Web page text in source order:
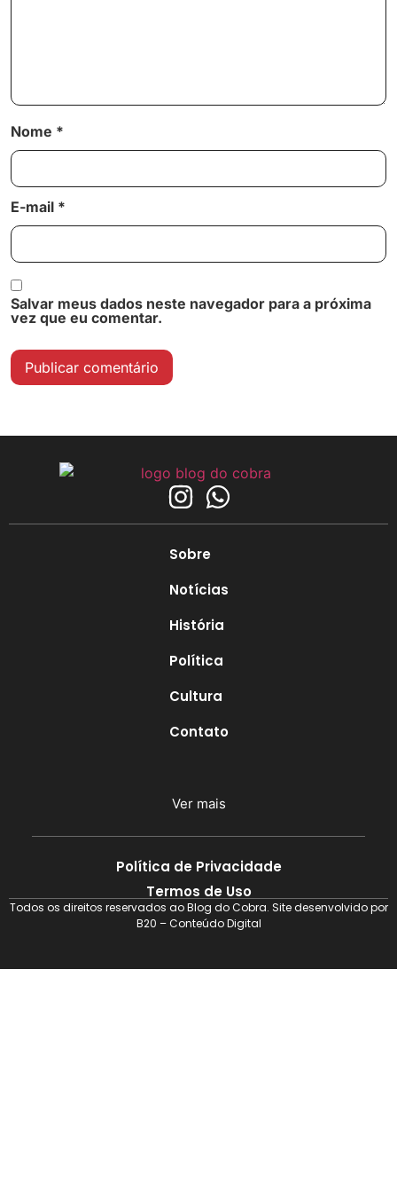
Nome *
E-mail *
Salvar meus dados neste navegador para a próxima
vez que eu comentar.
Sobre
Notícias
História
Política
Cultura
Contato
Ver mais
Política de Privacidade
Termos de Uso
Todos os direitos reservados ao Blog do Cobra. Site desenvolvido por
B20 – Conteúdo Digital